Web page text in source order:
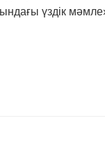
үздік